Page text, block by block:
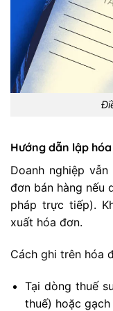
Hướng dẫn lập
Doanh nghiệp
đơn bán hàng nếu
pháp trực tiếp).
xuất hóa đơn.
Cách ghi trên hóa
Tại dòng thuế
thuế) hoặc